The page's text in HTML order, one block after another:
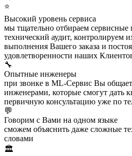
⭐
Высокий уровень сервиса
мы тщательно отбираем
технический аудит, контролируем
выполнения Вашего заказа и
удовлетворенности наших
🔧
Опытные инженеры
при звонке в ML-Сервис Вы
инженерами, которые смогут дать
первичную консультацию уже по
💬
Говорим с Вами на одном языке
сможем объяснить даже сложные
словами
🏛️